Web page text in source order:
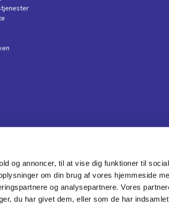
og annoncer, til at vise dig funktioner til
om din brug af vores hjemmeside
og analysepartnere. Vores
du har givet dem, eller som de har
Boeslunde Kirke
· Sønderupvej 11
+45 29 79 43 41
bsa@km.dk